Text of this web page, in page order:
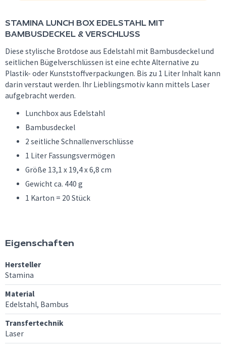
STAMINA LUNCH BOX EDELSTAHL MIT
BAMBUSDECKEL & VERSCHLUSS
Diese stylische Brotdose aus Edelstahl mit Bambusdeckel und
seitlichen Bügelverschlüssen ist eine echte Alternative zu
Plastik- oder Kunststoffverpackungen. Bis zu 1 Liter Inhalt kann
darin verstaut werden. Ihr Lieblingsmotiv kann mittels Laser
aufgebracht werden.
Lunchbox aus Edelstahl
Bambusdeckel
2 seitliche Schnallenverschlüsse
1 Liter Fassungsvermögen
Größe 13,1 x 19,4 x 6,8 cm
Gewicht ca. 440 g
1 Karton = 20 Stück
Eigenschaften
Hersteller
Stamina
Material
Edelstahl, Bambus
Transfertechnik
Laser